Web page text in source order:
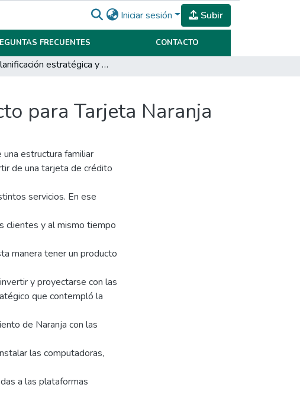
Iniciar sesión Subir
FRECUENTES CONTACTO
Planificación estratégica y desarrollo de producto para Tarjeta Naranja
para Tarjeta Naranja
estructura familiar
de una tarjeta de crédito
servicios. En ese
clientes y al mismo tiempo
manera tener un producto
y proyectarse con las
que contempló la
de Naranja con las
las computadoras,
a las plataformas